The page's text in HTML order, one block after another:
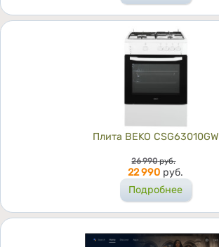
Плита BEKO CSG63010GW
Цена
26 990 руб.
22 990 руб.
Подробнее